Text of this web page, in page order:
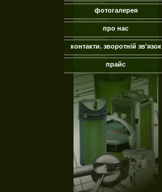
фотогалерея
про нас
контакти. зворотній зв'язок
прайс